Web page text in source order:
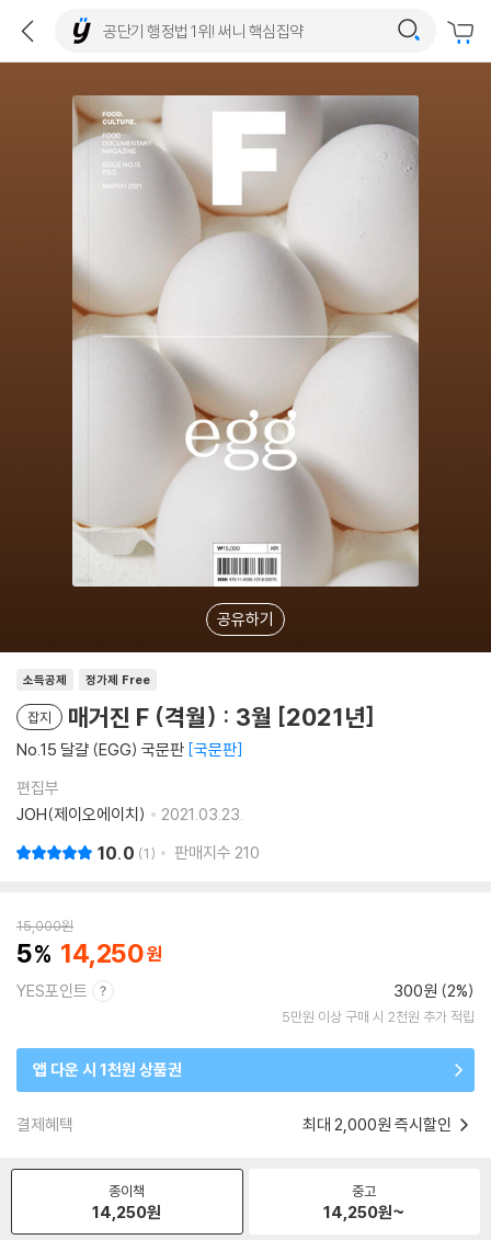
공유하기
소득공제 정가제 Free
잡지 매거진 F (격월) : 3월 [2021년]
No.15 달걀 (EGG) 국문판 국문판
편집부
JOH(제이오에이치)
2021.03.23.
10.0 1 판매지수 210
15,000원
5 14,250
YES포인트 300원 (2%)
5만원 이상 구매 시 2천원 추가 적립
앱 다운 시 1천원 상품권
결제혜택 최대 2,000원 즉시할인
종이책
14,250원
중고
14,250원~